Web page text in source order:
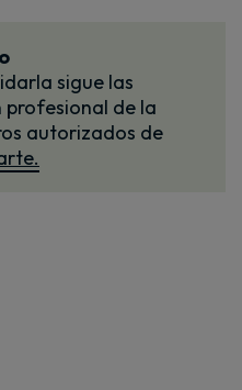
sigue las
profesional de la
autorizados de